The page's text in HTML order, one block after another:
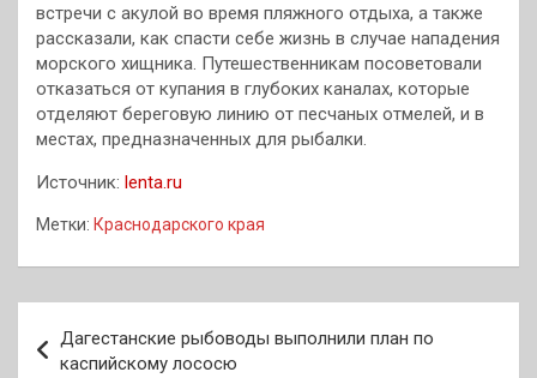
встречи с акулой во время пляжного отдыха, а также
рассказали, как спасти себе жизнь в случае нападения
морского хищника. Путешественникам посоветовали
отказаться от купания в глубоких каналах, которые
отделяют береговую линию от песчаных отмелей, и в
местах, предназначенных для рыбалки.
Источник: lenta.ru
Метки: Краснодарского края
по
Дагестанские рыбоводы выполнили план по
каспийскому лососю